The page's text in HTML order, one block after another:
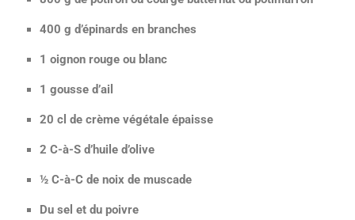
400 g d’épinards en branches
1 oignon rouge ou blanc
1 gousse d’ail
20 cl de crème végétale épaisse
2 C-à-S d’huile d’olive
½ C-à-C de noix de muscade
Du sel et du poivre